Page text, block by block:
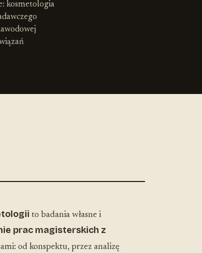
kosmetologia
to badania własne i
prac magisterskich z
od konspektu, przez analizę